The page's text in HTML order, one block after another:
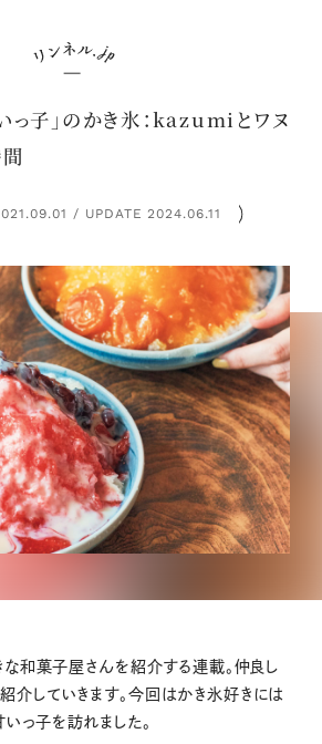
っ子」のかき氷：kazumiとワヌ
/ UPDATE 2024.06.11
和菓子屋さんを紹介する連載。仲良し
介していきます。今回はかき氷好きには
っ子を訪れました。